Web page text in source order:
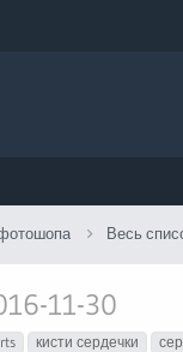
Весь
11-30
кисти сердечки